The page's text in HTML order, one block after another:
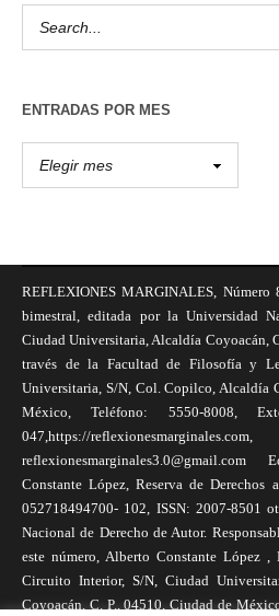
ENTRADAS POR MES
REFLEXIONES MARGINALES,
bimestral, editada por la Universidad
Ciudad Universitaria, Alcaldía Coyoacán,
través de la Facultad de Filosofía y
Universitaria, S/N, Col. Copilco, Alcaldía
México, Teléfono: 5550-8008,
047,https://reflexionesmarginales.com,
Constante López, Reserva de
052718494700- 102, ISSN: 2007-8501
Nacional de Derecho de Autor.
este número, Alberto Constante López
Circuito Interior, S/N, Ciudad
Coyoacán, C. P., 04510, Ciudad de